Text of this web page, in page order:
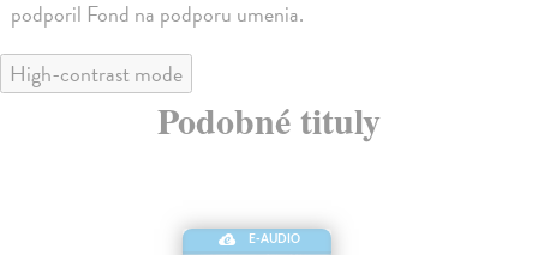
podporil Fond na podporu umenia.
High-contrast mode
Podobné tituly
E-AUDIO